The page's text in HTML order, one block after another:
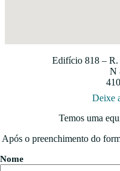
Edifício 818 – R.
N
Deixe
Temos uma
Após o preenchimento do
Nome